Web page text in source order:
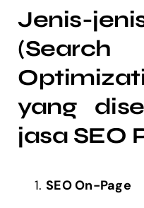
Jenis-
yang
jasa SEO
SEO On-Page